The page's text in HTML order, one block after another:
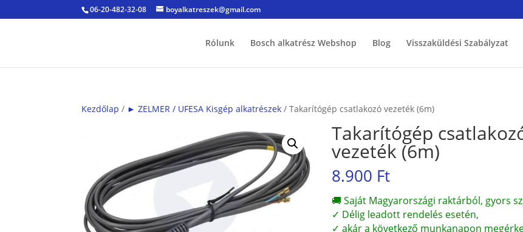
06-20-482-32-08 boyalkatreszek@gmail.com
Rólunk Bosch alkatrész Webshop Blog Visszaküldési Szabályzat
Kezdőlap / ► ZELMER / UFESA Kisgép alkatrészek / Takarítógép csatlakozó vezeték (6m)
Takarítógép
vezeték (6m)
8.900 Ft
🚚 Saját Magyarországi raktárból, gyors
✓ Délig leadott rendelés esetén,
✓ akár a következő munkanapon